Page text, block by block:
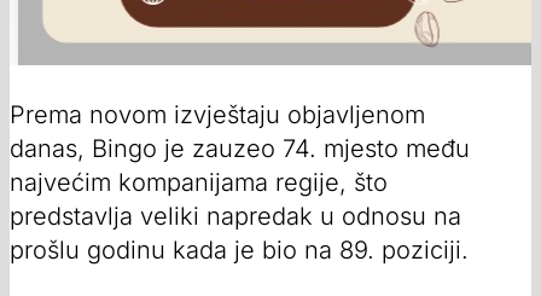
Prema novom izvještaju objavljenom
danas, Bingo je zauzeo 74. mjesto među
najvećim kompanijama regije, što
predstavlja veliki napredak u odnosu na
prošlu godinu kada je bio na 89. poziciji.